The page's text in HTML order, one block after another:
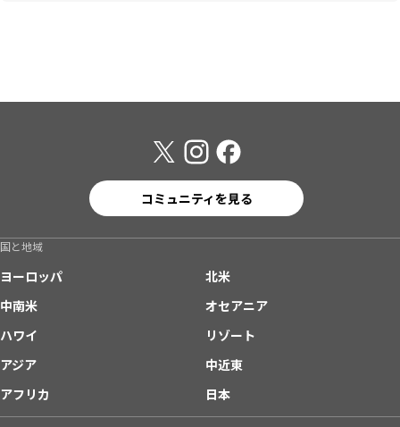
コミュニティを見る
国と地域
ヨーロッパ
北米
中南米
オセアニア
ハワイ
リゾート
アジア
中近東
アフリカ
日本